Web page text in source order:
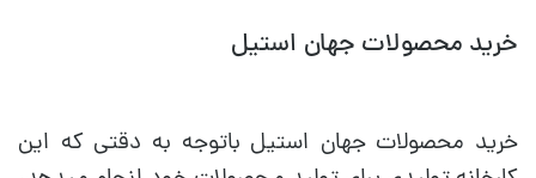
خرید محصولات جهان استیل
خرید محصولات جهان استیل باتوجه به دقتی که این